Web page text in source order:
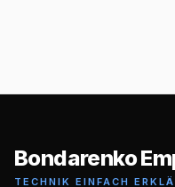
Bondarenko
TECHNIK EINFACH